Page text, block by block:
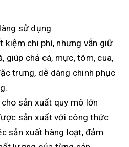
sử dụng
kiệm chi phí, nhưng vẫn giữ
giúp chả cá, mực, tôm, cua,
trưng, dễ dàng chinh phục
sản xuất quy mô lớn
sản xuất với công thức
sản xuất hàng loạt, đảm